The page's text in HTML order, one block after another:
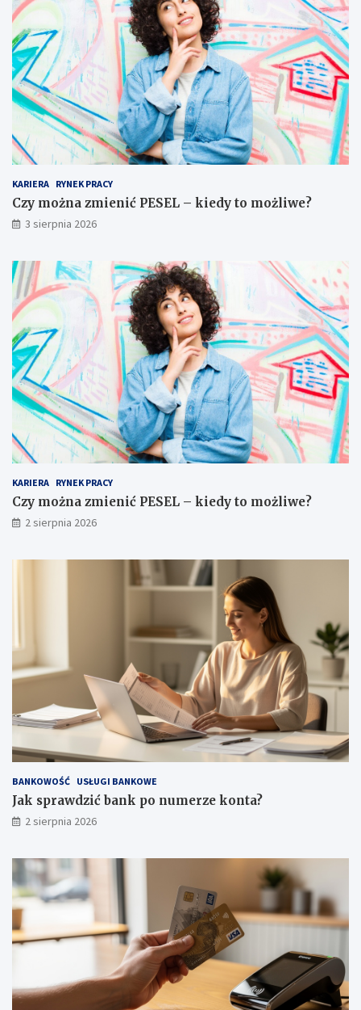
KARIERA RYNEK PRACY
Czy można zmienić PESEL – kiedy to możliwe?
3 sierpnia 2026
KARIERA RYNEK PRACY
Czy można zmienić PESEL – kiedy to możliwe?
2 sierpnia 2026
BANKOWOŚĆ USŁUGI BANKOWE
Jak sprawdzić bank po numerze konta?
2 sierpnia 2026